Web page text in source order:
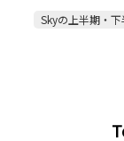
Skyの上半期・